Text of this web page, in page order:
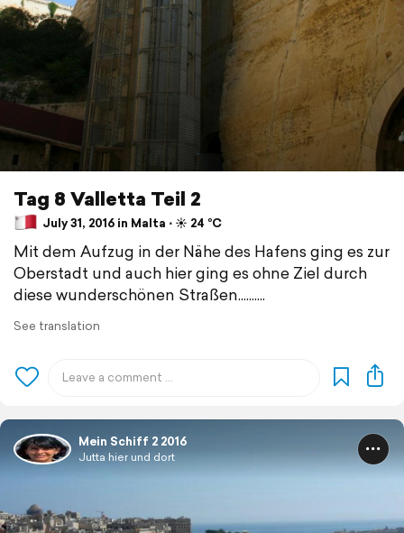
Tag 8 Valletta Teil 2
July 31, 2016 in Malta ⋅ ☀️ 24 °C
Mit dem Aufzug in der Nähe des Hafens ging es zur
Oberstadt und auch hier ging es ohne Ziel durch
diese wunderschönen Straßen..........
See translation
Mein Schiff 2 2016
Jutta hier und dort